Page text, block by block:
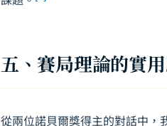
五、賽局理論的實
從兩位諾貝爾獎得主的對話中，